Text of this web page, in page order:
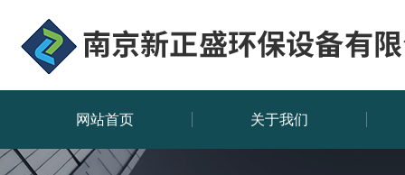
网站首页 关于我们